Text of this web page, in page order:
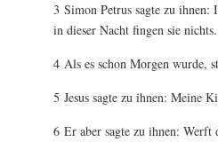
3 Simon Petrus sagte zu
in dieser Nacht fingen sie nichts.
4 Als es schon Morgen wurde,
5 Jesus sagte zu ihnen: Meine
6 Er aber sagte zu ihnen: Werft